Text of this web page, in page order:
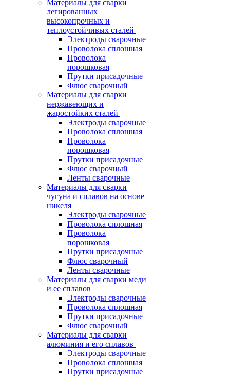
Материалы для сварки
легированных
высокопрочных и
теплоустойчивых сталей
Электроды сварочные
Проволока сплошная
Проволока
порошковая
Прутки присадочные
Флюс сварочный
Материалы для сварки
нержавеющих и
жаростойких сталей
Электроды сварочные
Проволока сплошная
Проволока
порошковая
Прутки присадочные
Флюс сварочный
Ленты сварочные
Материалы для сварки
чугуна и сплавов на основе
никеля
Электроды сварочные
Проволока сплошная
Проволока
порошковая
Прутки присадочные
Флюс сварочный
Ленты сварочные
Материалы для сварки меди
и ее сплавов
Электроды сварочные
Проволока сплошная
Прутки присадочные
Флюс сварочный
Материалы для сварки
алюминия и его сплавов
Электроды сварочные
Проволока сплошная
Прутки присадочные